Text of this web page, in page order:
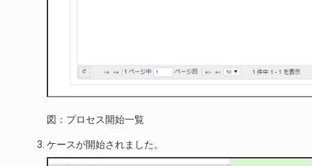
図：プロセス開始一覧
ケースが開始されました。